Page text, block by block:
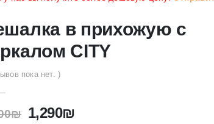
в прихожую с
CITY
пока нет. )
₪ 1,290₪